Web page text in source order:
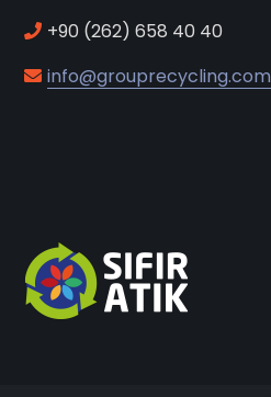
+90 (262) 658 40 40
info@grouprecycling.com